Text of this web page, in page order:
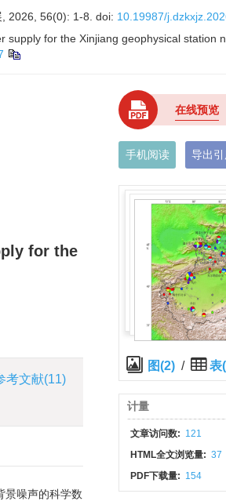
2026, 56(0): 1-8. doi: 10.19987/
for the Xinjiang geophysical station
for the
考文献(11)
景噪声的科学数
在线预览
手机阅读 导出引
图(2) / 表
计量
文章访问数: 121
HTML全文浏览量: 37
PDF下载量: 154